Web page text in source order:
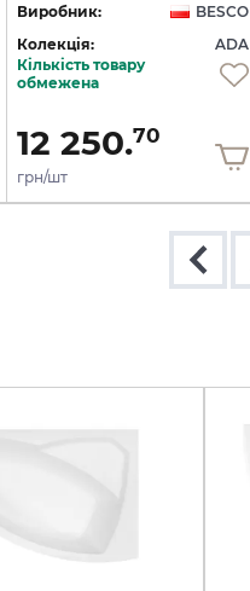
Виробник:
BESCO
Колекція:
ADA
Кількість товару
обмежена
12 250.70
грн/шт